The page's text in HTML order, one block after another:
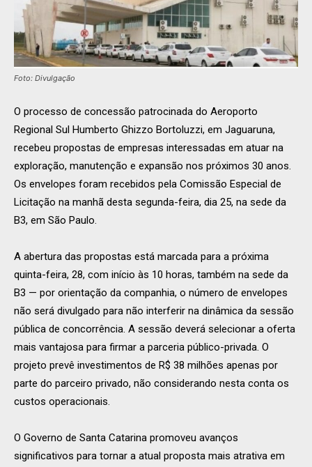
Foto: Divulgação
O processo de concessão patrocinada do Aeroporto
Regional Sul Humberto Ghizzo Bortoluzzi, em Jaguaruna,
recebeu propostas de empresas interessadas em atuar na
exploração, manutenção e expansão nos próximos 30 anos.
Os envelopes foram recebidos pela Comissão Especial de
Licitação na manhã desta segunda-feira, dia 25, na sede da
B3, em São Paulo.
A abertura das propostas está marcada para a próxima
quinta-feira, 28, com início às 10 horas, também na sede da
B3 — por orientação da companhia, o número de envelopes
não será divulgado para não interferir na dinâmica da sessão
pública de concorrência. A sessão deverá selecionar a oferta
mais vantajosa para firmar a parceria público-privada. O
projeto prevê investimentos de R$ 38 milhões apenas por
parte do parceiro privado, não considerando nesta conta os
custos operacionais.
O Governo de Santa Catarina promoveu avanços
significativos para tornar a atual proposta mais atrativa em